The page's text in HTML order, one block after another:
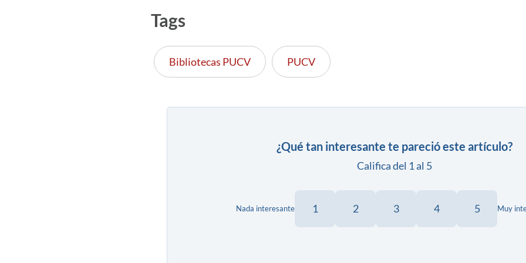
Tags
Bibliotecas PUCV PUCV
¿Qué tan interesante te pareció este artículo?
Califica del 1 al 5
Nada interesante 1 2 3 4 5 Muy